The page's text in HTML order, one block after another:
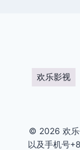
欢乐影视
© 2026 欢乐
以及手机号